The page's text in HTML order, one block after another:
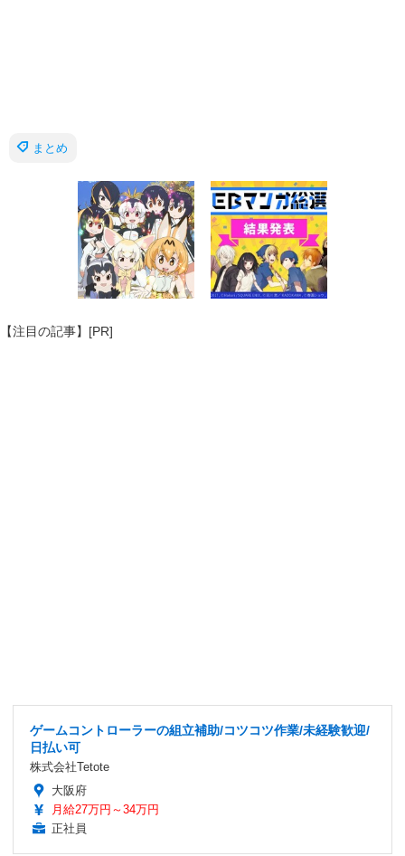
まとめ
【注目の記事】[PR]
ゲームコントローラーの組立補助/コツコツ作業/未経験歓迎/
日払い可
株式会社Tetote
大阪府
月給27万円～34万円
正社員